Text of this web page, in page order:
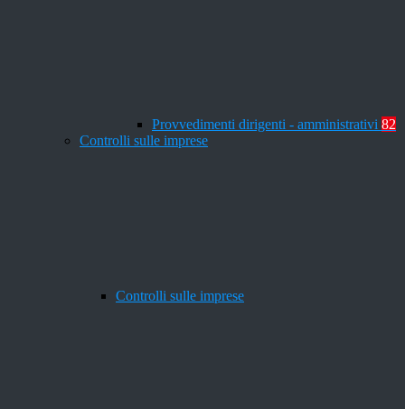
Provvedimenti dirigenti - amministrativi 82
Controlli sulle imprese
Controlli sulle imprese